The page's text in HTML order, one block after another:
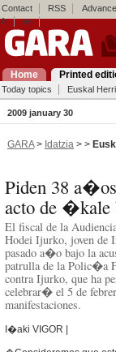
Contact RSS
fr
en
Home Printed
Today topics Euskal
2009 january 30
GARA> Idatzia > >
Piden 38
acto de
El fiscal de la
Hodei Ijurko, joven de
pasado a�o bajo la
patrulla de la Polic�a
contra Ijurko, que ha
celebrar� el 5 de
manifestaciones.
I�aki VIGOR |